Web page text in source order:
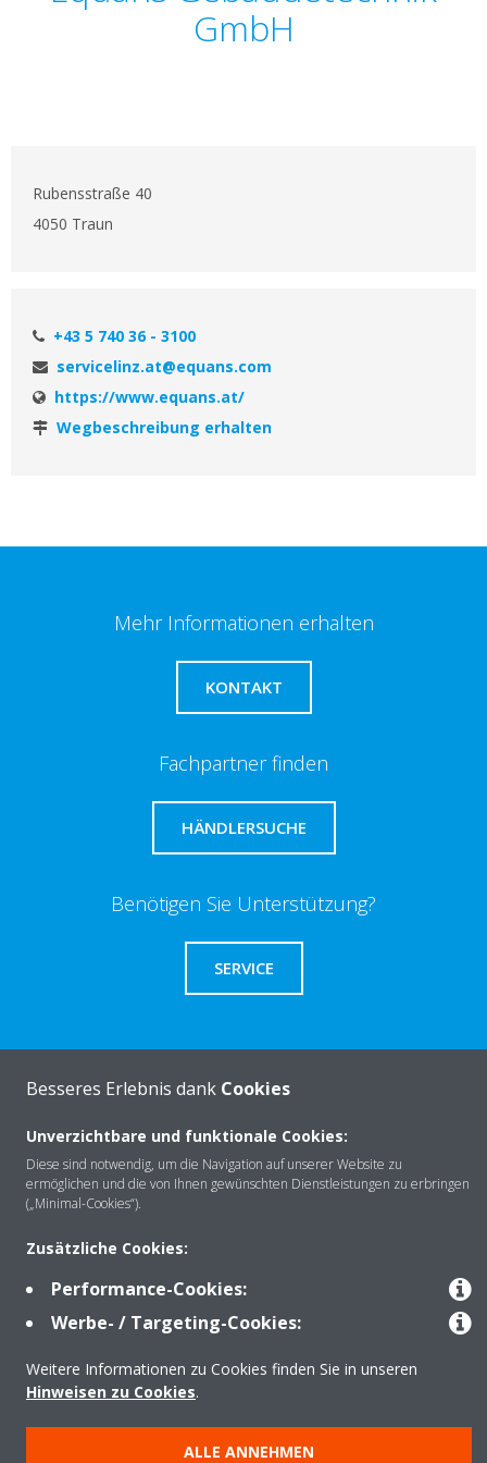
GmbH
Rubensstraße 40
4050 Traun
+43 5 740 36 - 3100
servicelinz.at@equans.com
https://www.equans.at/
Wegbeschreibung erhalten
Mehr Informationen erhalten
KONTAKT
Fachpartner finden
HÄNDLERSUCHE
Benötigen Sie Unterstützung?
SERVICE
Über Daikin
Lösungen
Kontakt
Copyright © Daikin
Besseres Erlebnis dank Cookies
Unverzichtbare und funktionale Cookies:
Diese sind notwendig, um die Navigation auf unserer Website zu
ermöglichen und die von Ihnen gewünschten Dienstleistungen zu erbringen
(„Minimal-Cookies“).
Zusätzliche Cookies:
Performance-Cookies:
Werbe- / Targeting-Cookies:
Weitere Informationen zu Cookies finden Sie in unseren
Hinweisen zu Cookies.
ALLE ANNEHMEN